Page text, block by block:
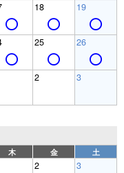
18 19
25 26
2 3
木 金 土
2 3